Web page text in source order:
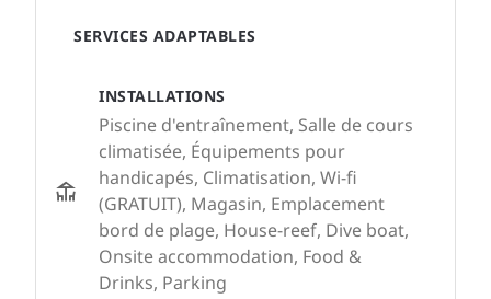
SERVICES ADAPTABLES
INSTALLATIONS
Piscine d'entraînement, Salle de cours
climatisée, Équipements pour
handicapés, Climatisation, Wi-fi
(GRATUIT), Magasin, Emplacement
bord de plage, House-reef, Dive boat,
Onsite accommodation, Food &
Drinks, Parking